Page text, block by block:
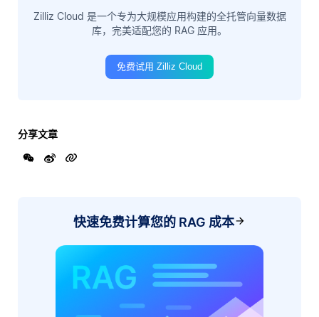
Zilliz Cloud 是一个专为大规模应用构建的全托管向量数据
库，完美适配您的 RAG 应用。
免费试用 Zilliz Cloud
分享文章
快速免费计算您的 RAG 成本